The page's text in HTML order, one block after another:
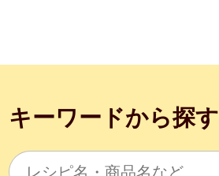
キーワードから探す